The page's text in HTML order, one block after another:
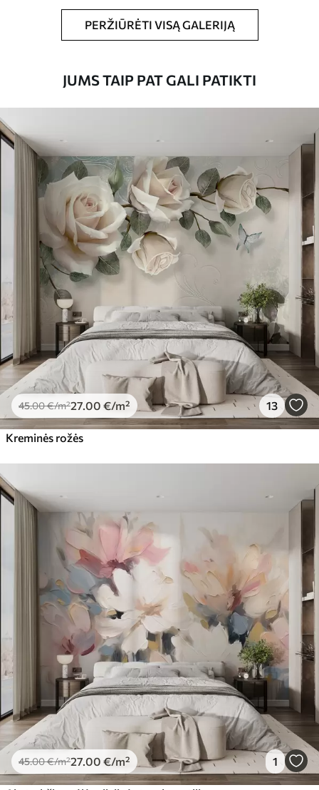
Tapetus galima švelniai valyti minkšta
kempine. Lakuotus tapetus galima valyti
Taikymo būdas Sklandus taikymas
Turimos medžiagos
Standartas
.00 €
Premiumas
.6734.00€/m²
Premium vinilas
39.00 /m²
Peel and Stick
81 48.99 € /m²
PERŽIŪRĖTI VISĄ GALERIJĄ
JUMS TAIP PAT GALI PATIKTI
45.00€/m²27 .00 €/m² 13
Kreminės rožės
45.00€/m²27 .00 €/m² 1